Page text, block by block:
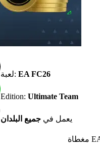
لعبة: EA FC26
Edition: Ultimate Team
يعمل في جميع البلدان